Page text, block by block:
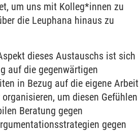
um uns mit Kolleg*innen zu
die Leuphana hinaus zu
dieses Austauschs ist sich
auf die gegenwärtigen
in Bezug auf die eigene Arbeit
um diesen Gefühlen
Beratung gegen
gegen